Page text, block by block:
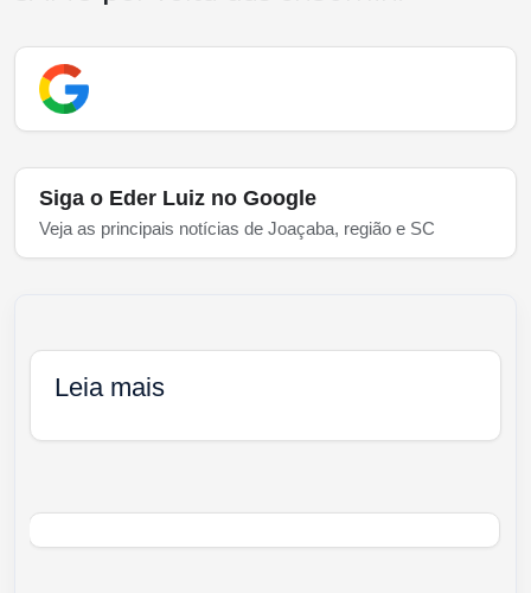
Siga o Eder Luiz no Google
Veja as principais notícias de Joaçaba, região e SC
Leia mais